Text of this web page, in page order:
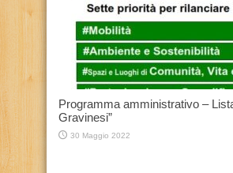
Programma amministrativo –
Gravinesi”
30 Maggio 2022